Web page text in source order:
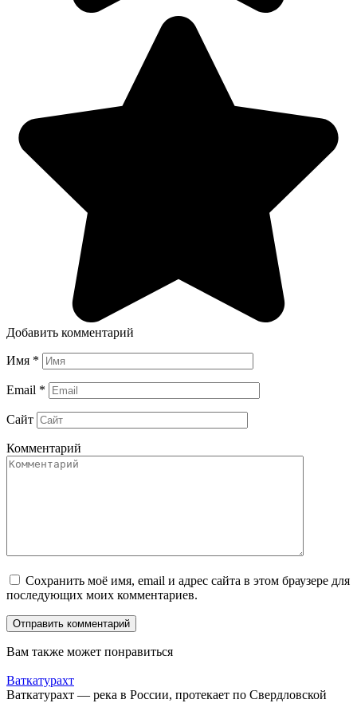
Добавить комментарий
Имя *
Email *
Сайт
Комментарий
Сохранить моё имя, email и адрес сайта в этом браузере для
последующих моих комментариев.
Вам также может понравиться
Ваткатурахт
Ваткатурахт — река в России, протекает по Свердловской